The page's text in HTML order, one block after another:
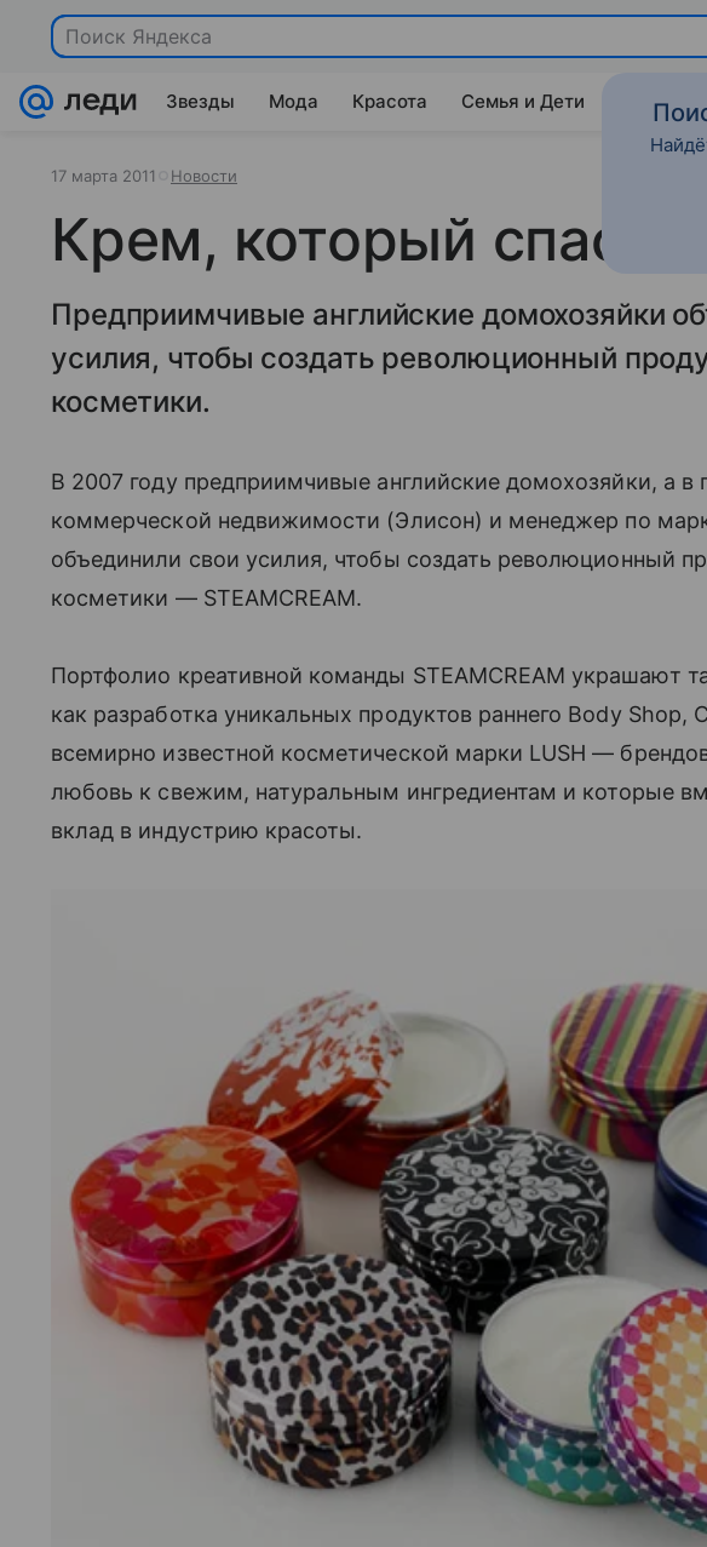
Звезды Мода Красота Семья и Дети Дом
17 марта 2011 Новости
Крем, который
Предприимчивые английские домохозяйки
усилия, чтобы создать революционный
косметики.
В 2007 году предприимчивые английские домохозяйки, а
коммерческой недвижимости (Элисон) и менеджер по
объединили свои усилия, чтобы создать революционный
косметики — STEAMCREAM.
Портфолио креативной команды STEAMCREAM украшают
как разработка уникальных продуктов раннего Body Shop,
всемирно известной косметической марки LUSH —
любовь к свежим, натуральным ингредиентам и которые
вклад в индустрию красоты.